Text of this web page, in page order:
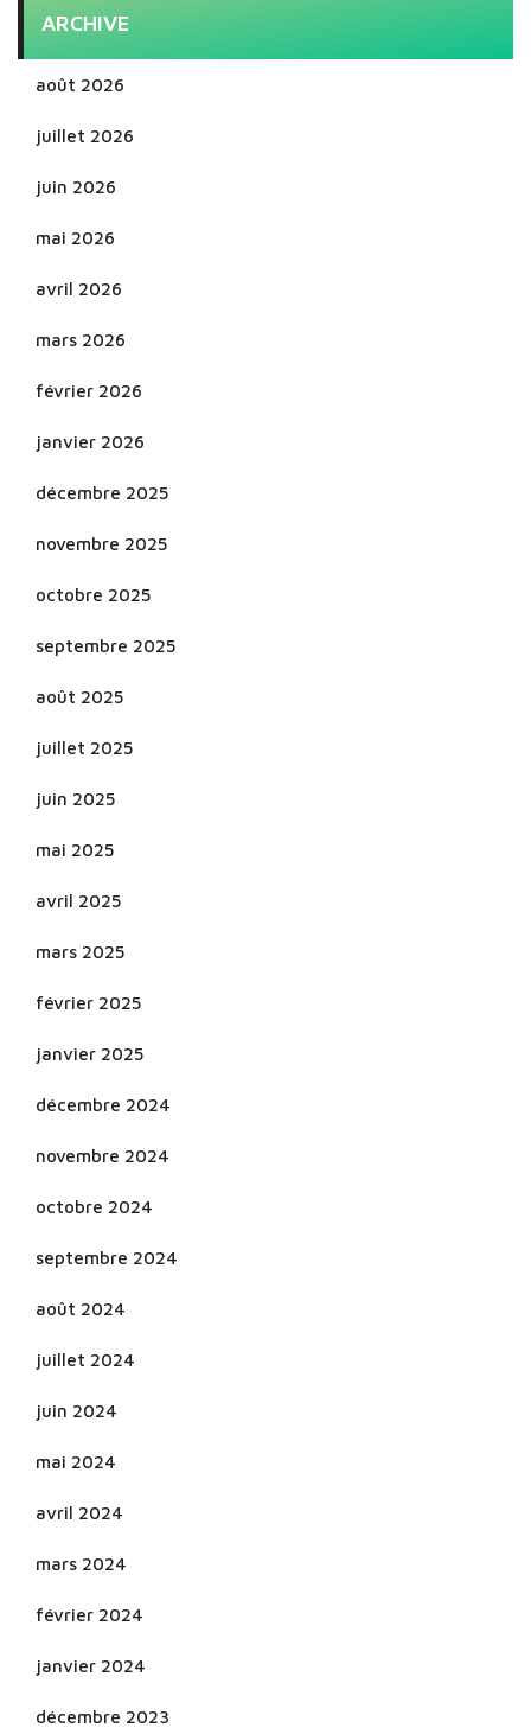
ARCHIVE
août 2026
juillet 2026
juin 2026
mai 2026
avril 2026
mars 2026
février 2026
janvier 2026
décembre 2025
novembre 2025
octobre 2025
septembre 2025
août 2025
juillet 2025
juin 2025
mai 2025
avril 2025
mars 2025
février 2025
janvier 2025
décembre 2024
novembre 2024
octobre 2024
septembre 2024
août 2024
juillet 2024
juin 2024
mai 2024
avril 2024
mars 2024
février 2024
janvier 2024
décembre 2023